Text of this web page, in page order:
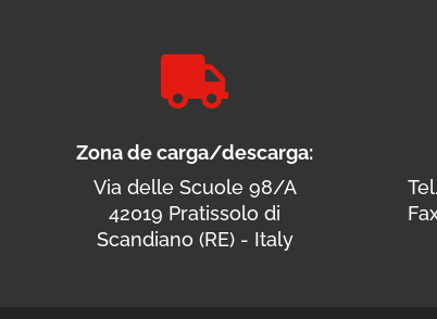

Zona de carga/descarga:
Via delle Scuole 98/A
42019 Pratissolo di
Scandiano (RE) - Italy